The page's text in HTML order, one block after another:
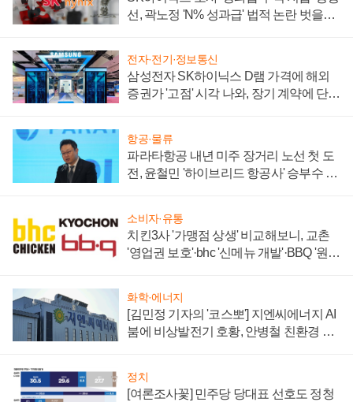
선, 곽노정 'N% 성과급' 법적 논란 벗을지
전자·전기·정보통신
삼성전자 SK하이닉스 D램 가격에 해외
증권가 '고점' 시각 나와, 장기 계약에 단점
항공·물류
파라타항공 내년 미주 장거리 노선 첫 도
전, 윤철민 '하이브리드 항공사' 승부수 통
소비자·유통
치킨3사 '가맹점 상생' 비교해보니, 교촌
'영업권 보호'·bhc '신메뉴 개발'·BBQ '원가
화학·에너지
[김민정 기자의 '코스뽀'] 지엔씨에너지 AI
붐에 비상발전기 호황, 안병철 친환경 에
정치
[여론조사꽃] 민주당 당대표 선호도 정청